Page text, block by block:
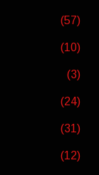
(57)
(10)
(3)
(24)
(31)
(12)